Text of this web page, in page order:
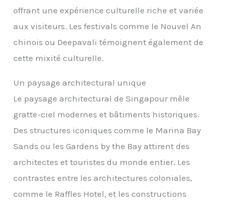
offrant une expérience culturelle riche et variée
aux visiteurs. Les festivals comme le Nouvel An
chinois ou Deepavali témoignent également de
cette mixité culturelle.
Un paysage architectural unique
Le paysage architectural de Singapour mêle
gratte-ciel modernes et bâtiments historiques.
Des structures iconiques comme le Marina Bay
Sands ou les Gardens by the Bay attirent des
architectes et touristes du monde entier. Les
contrastes entre les architectures coloniales,
comme le Raffles Hotel, et les constructions